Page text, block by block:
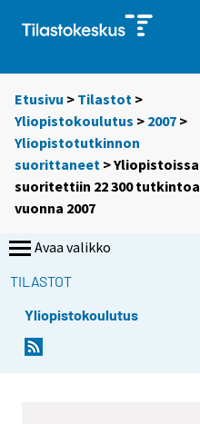
Etusivu > Tilastot >
Yliopistokoulutus > 2007 >
Yliopistotutkinnon
suorittaneet > Yliopistoissa
suoritettiin 22 300 tutkintoa
vuonna 2007
Avaa valikko
TILASTOT
Yliopistokoulutus